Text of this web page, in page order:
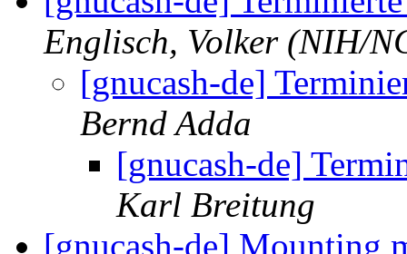
Englisch, Volker (NIH/
[gnucash-de]
Bernd Adda
[gnucash-de]
Karl Breitung
[gnucash-de] Mounting